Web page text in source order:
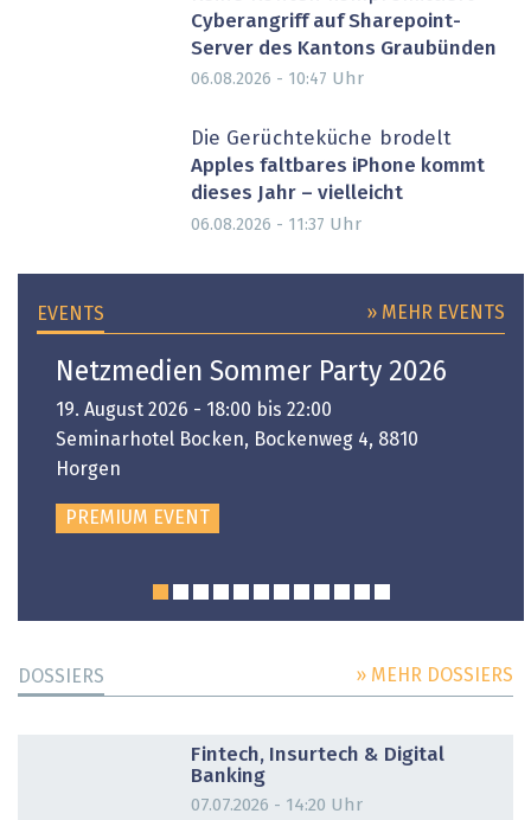
Cyberangriff auf Sharepoint-
Server des Kantons Graubünden
06.08.2026 - 10:47 Uhr
Die Gerüchteküche brodelt
Apples faltbares iPhone kommt
dieses Jahr – vielleicht
06.08.2026 - 11:37 Uhr
EVENTS » MEHR EVENTS
Netzmedien Sommer Party 2026
19. August 2026 - 18:00 bis 22:00
Seminarhotel Bocken, Bockenweg 4, 8810
Horgen
PREMIUM EVENT
DOSSIERS » MEHR DOSSIERS
Fintech, Insurtech & Digital
Banking
07.07.2026 - 14:20 Uhr